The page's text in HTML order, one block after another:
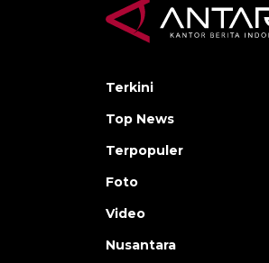
Terkini
Top News
Terpopuler
Foto
Video
Nusantara